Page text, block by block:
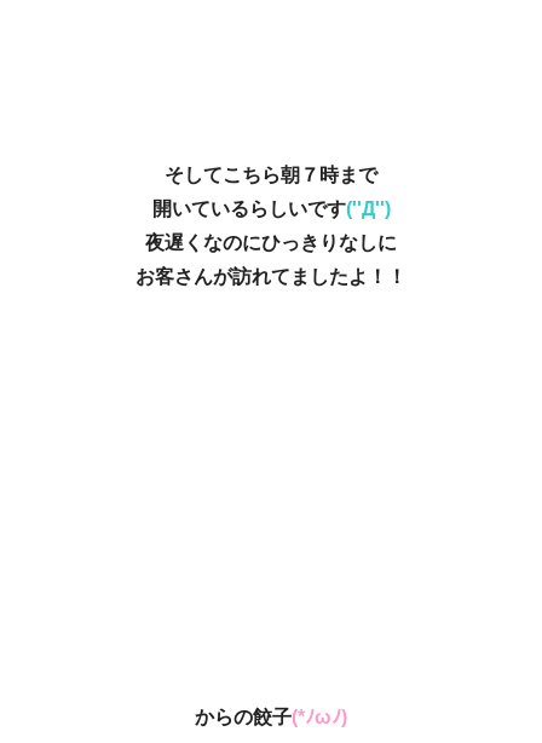
そしてこちら朝７時まで
開いているらしいです(''Д'')
夜遅くなのにひっきりなしに
お客さんが訪れてましたよ！！
からの餃子(*ﾉωﾉ)